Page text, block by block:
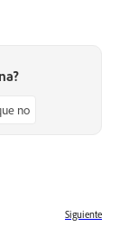
no
Siguiente